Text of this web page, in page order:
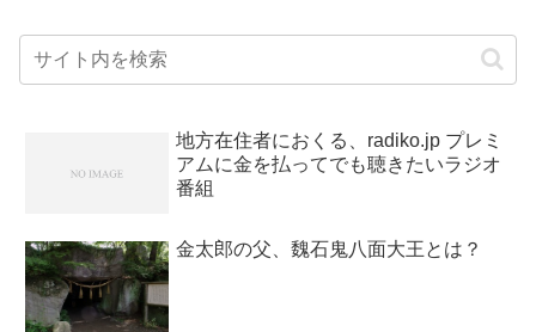
地方在住者におくる、radiko.jp プレミ
アムに金を払ってでも聴きたいラジオ
番組
金太郎の父、魏石鬼八面大王とは？